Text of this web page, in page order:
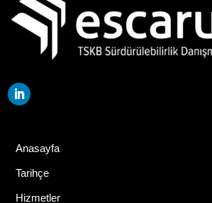
Anasayfa
Tarihçe
Hizmetler